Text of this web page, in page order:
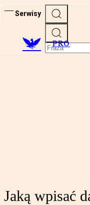
Serwisy
PRO
Jaką wpisać